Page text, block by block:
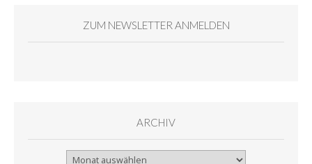
ZUM NEWSLETTER ANMELDEN
ARCHIV
Archiv